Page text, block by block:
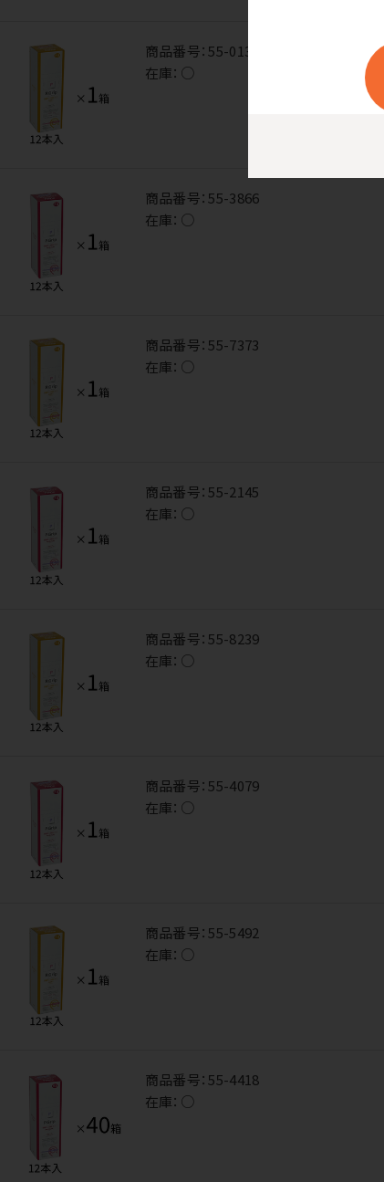
商品番号：55-0130
在庫： ○
商品番号：55-3866
在庫： ○
商品番号：55-7373
在庫： ○
商品番号：55-2145
在庫： ○
商品番号：55-8239
在庫： ○
商品番号：55-4079
在庫： ○
商品番号：55-5492
在庫： ○
商品番号：55-4418
在庫： ○